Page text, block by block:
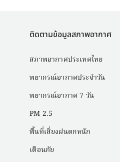
ติดตามข้อมูลสภาพอากาศ
สภาพอากาศประเทศไทย
พยากรณ์อากาศประจำวัน
พยากรณ์อากาศ 7 วัน
PM 2.5
พื้นที่เสี่ยงฝนตกหนัก
เตือนภัย